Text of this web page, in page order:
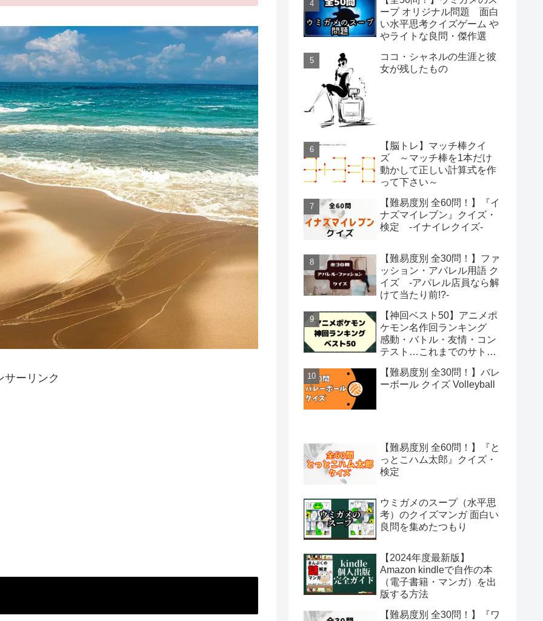
サーリンク
ープ オリジナル問題 面白
い水平思考クイズゲーム や
やライトな良問・傑作選
ココ・シャネルの生涯と彼
女が残したもの
【脳トレ】マッチ棒クイ
ズ ～マッチ棒を1本だけ
動かして正しい計算式を作
って下さい～
【難易度別 全60問！】『イ
ナズマイレブン』クイズ・
検定 -イナイレクイズ-
【難易度別 全30問！】ファ
ッション・アパレル用語 ク
イズ -アパレル店員なら解
けて当たり前!?-
【神回ベスト50】アニメポ
ケモン名作回ランキング
感動・バトル・友情・コン
テスト…これまでのサトシ
話を選出
【難易度別 全30問！】バレ
ーボール クイズ Volleyball
【難易度別 全60問！】『と
っとこハム太郎』クイズ・
検定
ウミガメのスープ（水平思
考）のクイズマンガ 面白い
良問を集めたつもり
【2024年度最新版】
Amazon kindleで自作の本
（電子書籍・マンガ）を出
版する方法
【難易度別 全30問！】『ワ